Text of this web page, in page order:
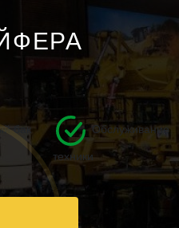
бак Обслуживание
техники